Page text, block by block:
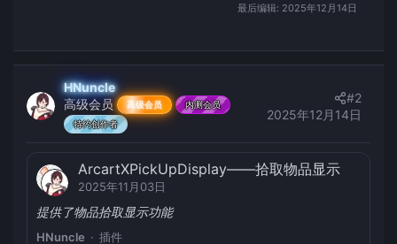
最后编辑: 2025年12月14日
HNuncle
高级会员
高级会员
内测会员
特约创作者
2025年12月14日
#2
ArcartXPickUpDisplay——拾取物品显示
2025年11月03日
提供了物品拾取显示功能
HNuncle 插件